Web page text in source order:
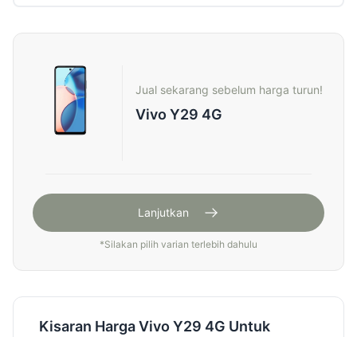
Jual sekarang sebelum harga turun!
Vivo Y29 4G
Lanjutkan
*Silakan pilih varian terlebih dahulu
Kisaran Harga Vivo Y29 4G Untuk